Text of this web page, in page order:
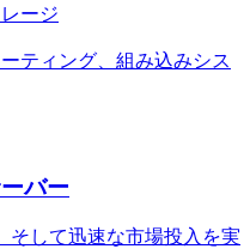
ージ
ティング、組み込みシス
バー
そして迅速な市場投入を実